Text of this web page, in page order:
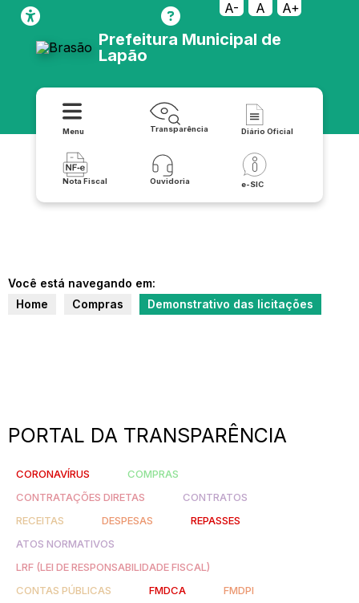
A- A A+
Prefeitura Municipal de
Lapão
Menu Transparência Diário Oficial
Nota Fiscal Ouvidoria e-SIC
Você está navegando em:
Home
Compras Demonstrativo das licitações
PORTAL DA TRANSPARÊNCIA
CORONAVÍRUS
COMPRAS
CONTRATAÇÕES DIRETAS
CONTRATOS
RECEITAS
DESPESAS
REPASSES
ATOS NORMATIVOS
LRF (LEI DE RESPONSABILIDADE FISCAL)
CONTAS PÚBLICAS
FMDCA
FMDPI